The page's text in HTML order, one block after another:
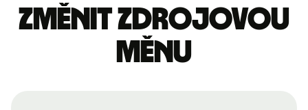
Změnit zdrojovou
měnu